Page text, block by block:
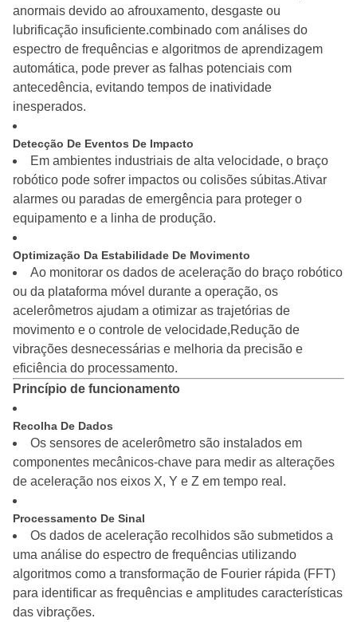
anormais devido ao afrouxamento, desgaste ou
lubrificação insuficiente.combinado com análises do
espectro de frequências e algoritmos de aprendizagem
automática, pode prever as falhas potenciais com
antecedência, evitando tempos de inatividade
inesperados.
Detecção De Eventos De Impacto
Em ambientes industriais de alta velocidade, o braço
robótico pode sofrer impactos ou colisões súbitas.Ativar
alarmes ou paradas de emergência para proteger o
equipamento e a linha de produção.
Optimização Da Estabilidade De Movimento
Ao monitorar os dados de aceleração do braço robótico
ou da plataforma móvel durante a operação, os
acelerômetros ajudam a otimizar as trajetórias de
movimento e o controle de velocidade,Redução de
vibrações desnecessárias e melhoria da precisão e
eficiência do processamento.
Princípio de funcionamento
Recolha De Dados
Os sensores de acelerômetro são instalados em
componentes mecânicos-chave para medir as alterações
de aceleração nos eixos X, Y e Z em tempo real.
Processamento De Sinal
Os dados de aceleração recolhidos são submetidos a
uma análise do espectro de frequências utilizando
algoritmos como a transformação de Fourier rápida (FFT)
para identificar as frequências e amplitudes características
das vibrações.